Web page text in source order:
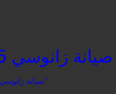
صيانة زانوسي 15 مايو 01095999314
“صيانة زانوسي 15 مايو”